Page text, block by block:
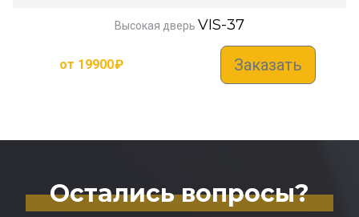
Высокая дверь VIS-37
от 19900₽ Заказать
Остались вопросы?